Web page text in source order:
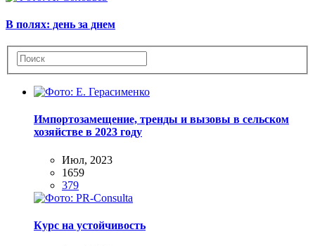
В полях: день за днем
Импортозамещение, тренды и вызовы в сельском
хозяйстве в 2023 году
Июл, 2023
1659
379
Курс на устойчивость